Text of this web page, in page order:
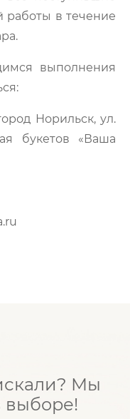
работы в течение
выполнения
Норильск, ул.
букетов «Ваша
Мы